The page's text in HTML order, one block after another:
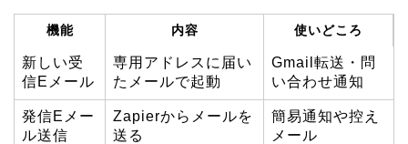
機能 内容 使いどころ
新しい受
信Eメール
専用アドレスに届い
たメールで起動
Gmail転送・問
い合わせ通知
発信Eメー
ル送信
Zapierからメールを
送る
簡易通知や控え
メール